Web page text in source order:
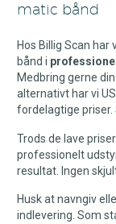
matic bånd
Hos Billig Scan
bånd i
Medbring gerne
alternativt har vi
fordelagtige priser.
Trods de lave
professionelt
resultat. Ingen
Husk at navngiv
indlevering. Som